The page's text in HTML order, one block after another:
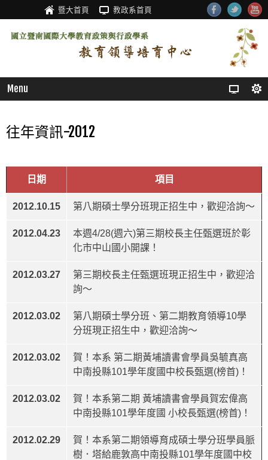
暨大首頁 教政系首頁
Menu
往年資訊-2012
日期 項目
2012.10.15 第八期碩士學分班現正招生中，歡迎洽詢～
2012.04.23
本週4/28(週六)第三期校長主任甄選班於彰
化市中山國小開課！
2012.03.27
第三期校長主任甄選班現正招生中，歡迎洽
詢～
2012.03.02
第八期碩士學分班、第二期教育領導10學
分班現正招生中，歡迎洽詢～
2012.03.02
賀！本系 第二期黃埔讀書會學員吳毓真高
中南投縣101學年度國中校長甄選(榜首)！
2012.03.02
賀！本系第二期 黃埔讀書會學員賀宏偉高
中南投縣101學年度國 小校長甄選(榜首)！
2012.02.29
賀！本系第二期領導育成碩士學分班學員脈
樹．塔給鹿敦高中南投縣101學年度國中校